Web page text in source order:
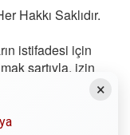
Hakkı Saklıdır.
istifadesi için
şartıyla, izin
gibi alıp istifade
×